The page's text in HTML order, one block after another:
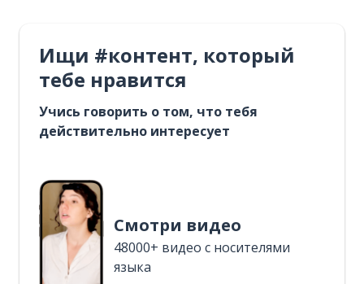
Ищи #контент, который
тебе нравится
Учись говорить о том, что тебя
действительно интересует
Смотри видео
48000+ видео с носителями
языка